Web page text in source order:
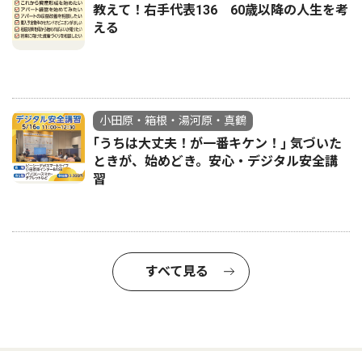
教えて！右手代表136 60歳以降の人生を考
える
小田原・箱根・湯河原・真鶴
｢うちは大丈夫！が一番キケン！｣ 気づいた
ときが、始めどき。安心・デジタル安全講
習
すべて見る